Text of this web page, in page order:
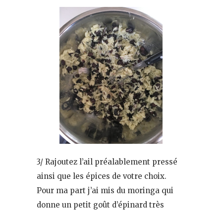
3/ Rajoutez l’ail préalablement pressé
ainsi que les épices de votre choix.
Pour ma part j’ai mis du moringa qui
donne un petit goût d’épinard très